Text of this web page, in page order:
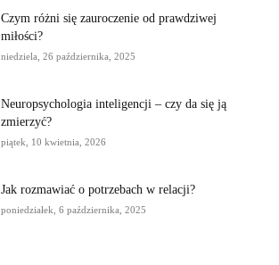
Czym różni się zauroczenie od prawdziwej
miłości?
niedziela, 26 października, 2025
Neuropsychologia inteligencji – czy da się ją
zmierzyć?
piątek, 10 kwietnia, 2026
Jak rozmawiać o potrzebach w relacji?
poniedziałek, 6 października, 2025